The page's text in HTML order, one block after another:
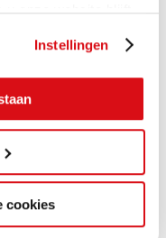
u onze website blijft
Instellingen
cookies